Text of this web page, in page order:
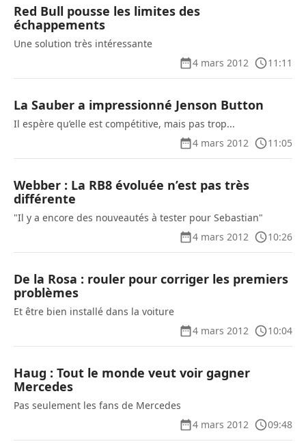
Red Bull pousse les limites des
échappements
Une solution très intéressante
4 mars 2012
11:11
La Sauber a impressionné Jenson Button
Il espère qu’elle est compétitive, mais pas trop...
4 mars 2012
11:05
Webber : La RB8 évoluée n’est pas très
différente
"Il y a encore des nouveautés à tester pour Sebastian"
4 mars 2012
10:26
De la Rosa : rouler pour corriger les premiers
problèmes
Et être bien installé dans la voiture
4 mars 2012
10:04
Haug : Tout le monde veut voir gagner
Mercedes
Pas seulement les fans de Mercedes
4 mars 2012
09:48